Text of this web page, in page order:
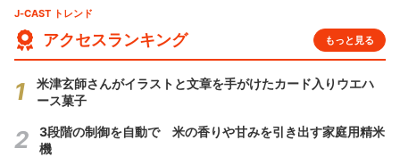
J-CAST トレンド
アクセスランキング もっと見る
米津玄師さんがイラストと文章を手がけたカード入りウエハ
ース菓子
3段階の制御を自動で 米の香りや甘みを引き出す家庭用精米
機